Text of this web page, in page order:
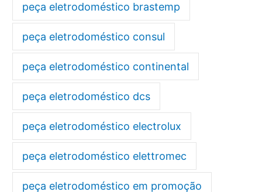
peça eletrodoméstico brastemp
peça eletrodoméstico consul
peça eletrodoméstico continental
peça eletrodoméstico dcs
peça eletrodoméstico electrolux
peça eletrodoméstico elettromec
peça eletrodoméstico em promoção